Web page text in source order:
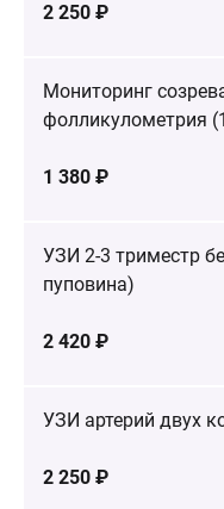
2 250 ₽
Мониторинг
фолликулометрия
1 380 ₽
УЗИ 2-3 триместр
пуповина)
2 420 ₽
УЗИ артерий двух
2 250 ₽